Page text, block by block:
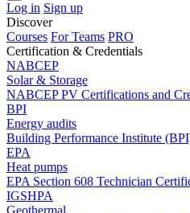
Log in Sign up
Discover
Courses For Teams PRO
Certification & Credentials
NABCEP
Solar & Storage
NABCEP PV Certifications and
BPI
Energy audits
Building Performance Institute
EPA
Heat pumps
EPA Section 608 Technician
IGSHPA
Geothermal